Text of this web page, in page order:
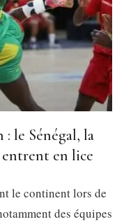
le Sénégal, la
entrent en lice
le continent lors de
des équipes